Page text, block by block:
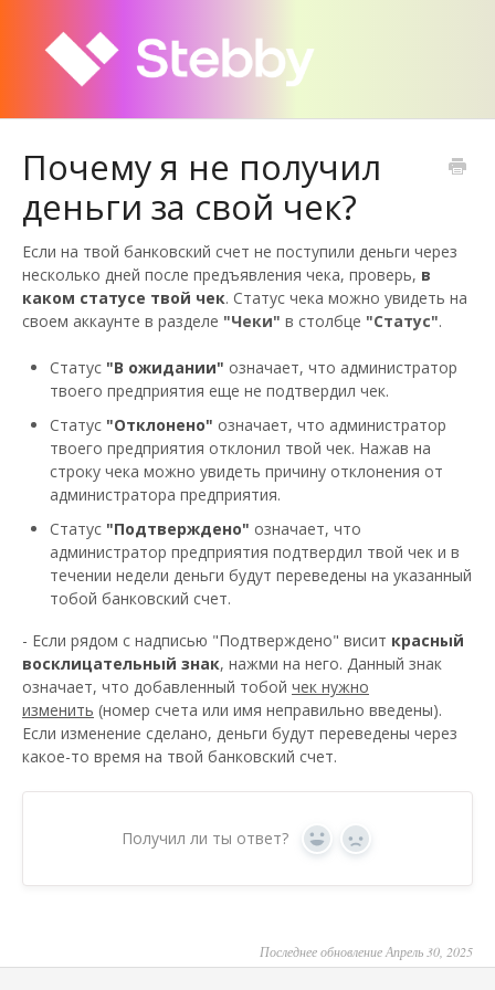
Почему я не получил
деньги за свой чек?
Если на твой банковский счет не поступили деньги через
несколько дней после предъявления чека, проверь, в
каком статусе твой чек. Статус чека можно увидеть на
своем аккаунте в разделе "Чеки" в столбце "Статус".
Статус "В ожидании" означает, что администратор
твоего предприятия еще не подтвердил чек.
Статус "Отклонено" означает, что администратор
твоего предприятия отклонил твой чек. Нажав на
строку чека можно увидеть причину отклонения от
администратора предприятия.
Статус "Подтверждено" означает, что
администратор предприятия подтвердил твой чек и в
течении недели деньги будут переведены на указанный
тобой банковский счет.
- Если рядом с надписью "Подтверждено" висит красный
восклицательный знак, нажми на него. Данный знак
означает, что добавленный тобой чек нужно
изменить (номер счета или имя неправильно введены).
Если изменение сделано, деньги будут переведены через
какое-то время на твой банковский счет.
Получил ли ты ответ? Yes No
Последнее обновление Апрель 30, 2025